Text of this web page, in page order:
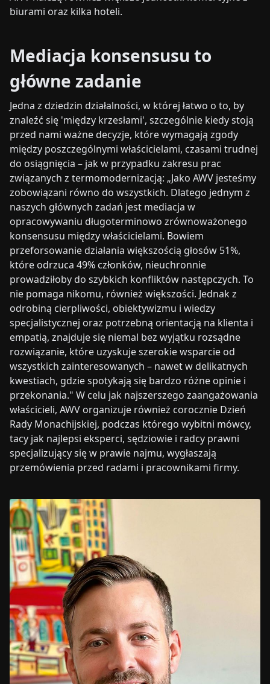
biurami oraz kilka hoteli.
Mediacja konsensusu to
główne zadanie
Jedna z dziedzin działalności, w której łatwo o to, by
znaleźć się 'między krzesłami', szczególnie kiedy stoją
przed nami ważne decyzje, które wymagają zgody
między poszczególnymi właścicielami, czasami trudnej
do osiągnięcia – jak w przypadku zakresu prac
związanych z termomodernizacją: „Jako AWV jesteśmy
zobowiązani równo do wszystkich. Dlatego jednym z
naszych głównych zadań jest mediacja w
opracowywaniu długoterminowo zrównoważonego
konsensusu między właścicielami. Bowiem
przeforsowanie działania większością głosów 51%,
które odrzuca 49% członków, nieuchronnie
prowadziłoby do szybkich konfliktów następczych. To
nie pomaga nikomu, również większości. Jednak z
odrobiną cierpliwości, obiektywizmu i wiedzy
specjalistycznej oraz potrzebną orientacją na klienta i
empatią, znajduje się niemal bez wyjątku rozsądne
rozwiązanie, które uzyskuje szerokie wsparcie od
wszystkich zainteresowanych – nawet w delikatnych
kwestiach, gdzie spotykają się bardzo różne opinie i
przekonania." W celu jak najszerszego zaangażowania
właścicieli, AWV organizuje również corocznie Dzień
Rady Monachijskiej, podczas którego wybitni mówcy,
tacy jak najlepsi eksperci, sędziowie i radcy prawni
specjalizujący się w prawie najmu, wygłaszają
przemówienia przed radami i pracownikami firmy.